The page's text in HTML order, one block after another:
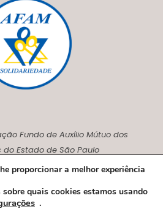
Fundo de Auxílio Mútuo dos
do Estado de São Paulo
0001-27
proporcionar a melhor experiência
quais cookies estamos usando
.